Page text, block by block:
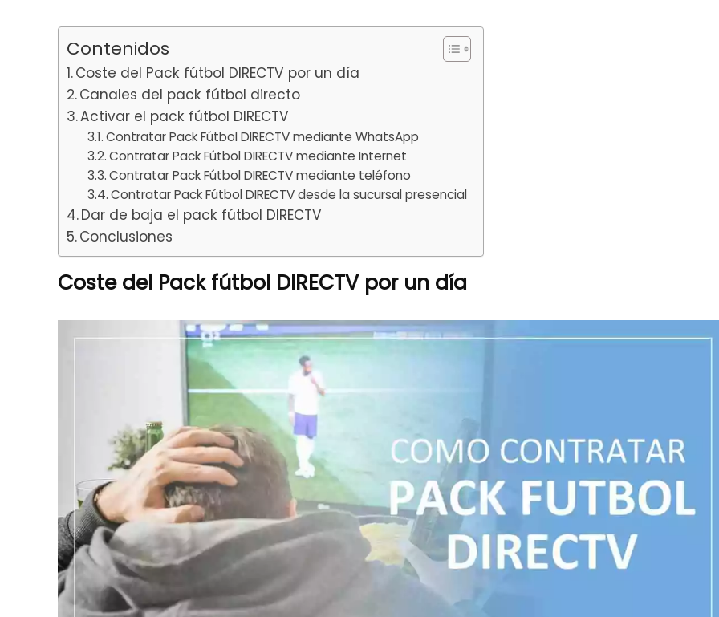
Contenidos
Coste del Pack fútbol DIRECTV por un día
Canales del pack fútbol directo
Activar el pack fútbol DIRECTV
Contratar Pack Fútbol DIRECTV mediante WhatsApp
Contratar Pack Fútbol DIRECTV mediante Internet
Contratar Pack Fútbol DIRECTV mediante teléfono
Contratar Pack Fútbol DIRECTV desde la sucursal presencial
Dar de baja el pack fútbol DIRECTV
Conclusiones
Coste del Pack fútbol DIRECTV por un día